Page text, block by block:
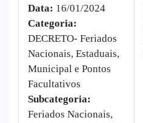
Data: 16/01/2024
Categoria:
DECRETO- Feriados
Nacionais, Estaduais,
Municipal e Pontos
Facultativos
Subcategoria:
Feriados Nacionais,